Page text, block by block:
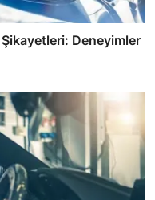
Şikayetleri: Deneyimler